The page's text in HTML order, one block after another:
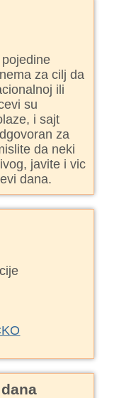
za cilj da
ili
su
i sajt
za
da neki
javite i vic
dana.